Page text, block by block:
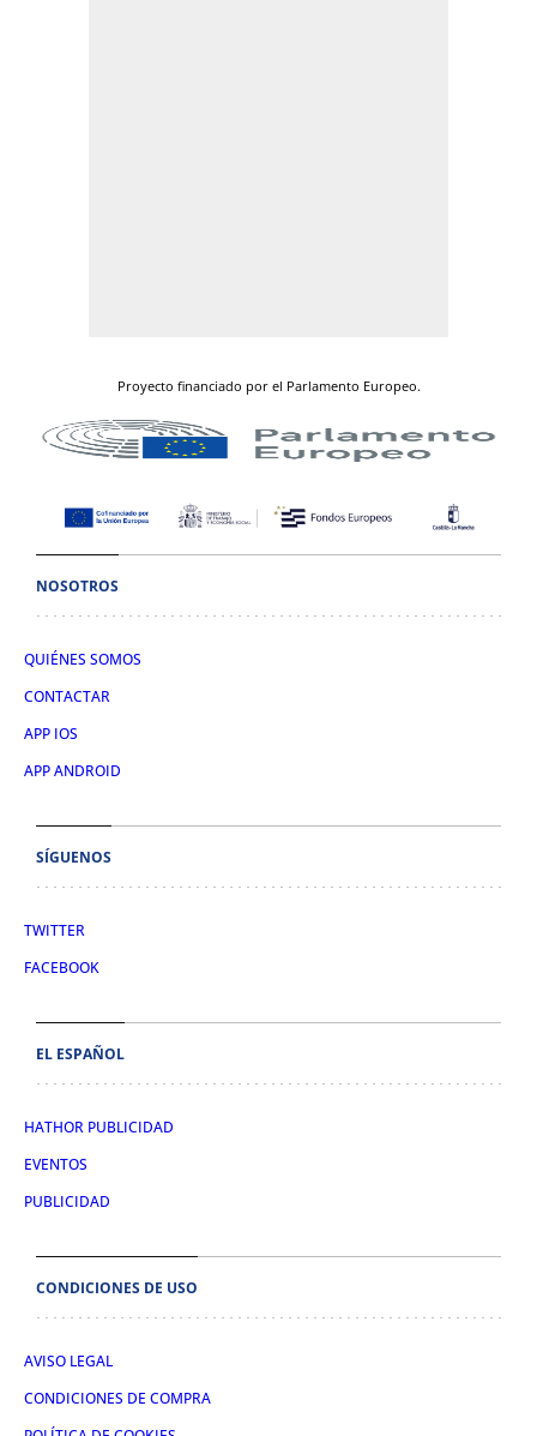
Proyecto financiado por el Parlamento Europeo.
NOSOTROS
QUIÉNES SOMOS
CONTACTAR
APP IOS
APP ANDROID
SÍGUENOS
TWITTER
FACEBOOK
EL ESPAÑOL
HATHOR PUBLICIDAD
EVENTOS
PUBLICIDAD
CONDICIONES DE USO
AVISO LEGAL
CONDICIONES DE COMPRA